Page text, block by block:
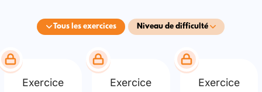
Tous les exercices Niveau de difficulté
Exercice Exercice Exercice